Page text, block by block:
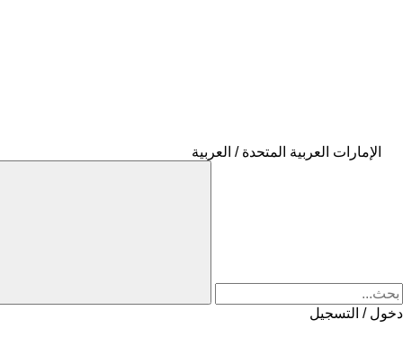
الإمارات العربية المتحدة / العربية
دخول / التسجيل